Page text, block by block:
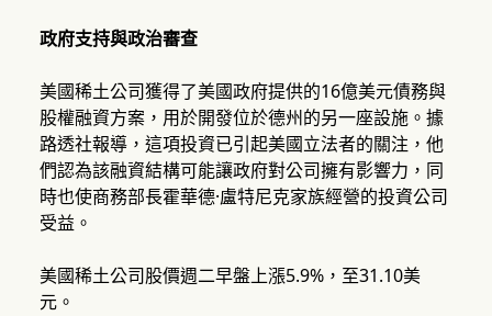
政府支持與政治審查
美國稀土公司獲得了美國政府提供的16億美元債務與
股權融資方案，用於開發位於德州的另一座設施。據
路透社報導，這項投資已引起美國立法者的關注，他
們認為該融資結構可能讓政府對公司擁有影響力，同
時也使商務部長霍華德·盧特尼克家族經營的投資公司
受益。
美國稀土公司股價週二早盤上漲5.9%，至31.10美
元。